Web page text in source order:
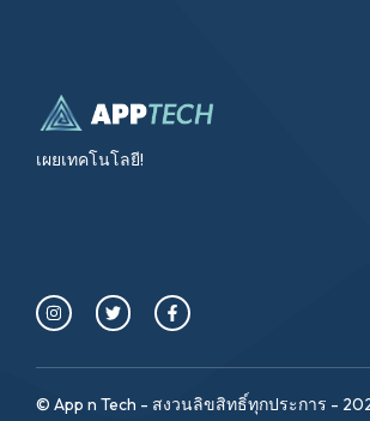
เผยเทคโนโลยี!
© App n Tech - สงวนลิขสิทธิ์ทุกประการ -